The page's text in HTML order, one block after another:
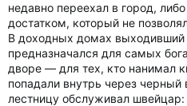
недавно переехал в город,
достатком, который не
В доходных домах выходивший
предназначался для самых
дворе — для тех, кто нанимал
попадали внутрь через
лестницу обслуживал